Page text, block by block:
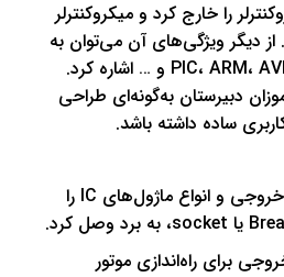
را خارج کرد و میکروکنترلر
از دیگر ویژگی‌های آن می‌توان به
قابلیت پشتیبانی از PIC، ARM، AVR و … اشاره کرد.
دبیرستان به‌گونه‌ای طراحی‌
ساده داشته باشد.
انواع درگاه‌های ورودی و خروجی و انواع ماژول‌های IC را
برای راه‌اندازی موتور